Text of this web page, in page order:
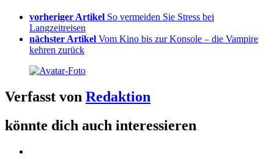
vorheriger Artikel So vermeiden Sie Stress bei
Langzeitreisen
nächster Artikel Vom Kino bis zur Konsole – die Vampire
kehren zurück
Verfasst von Redaktion
könnte dich auch interessieren